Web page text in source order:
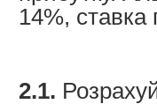
14%, ставка
2.1.